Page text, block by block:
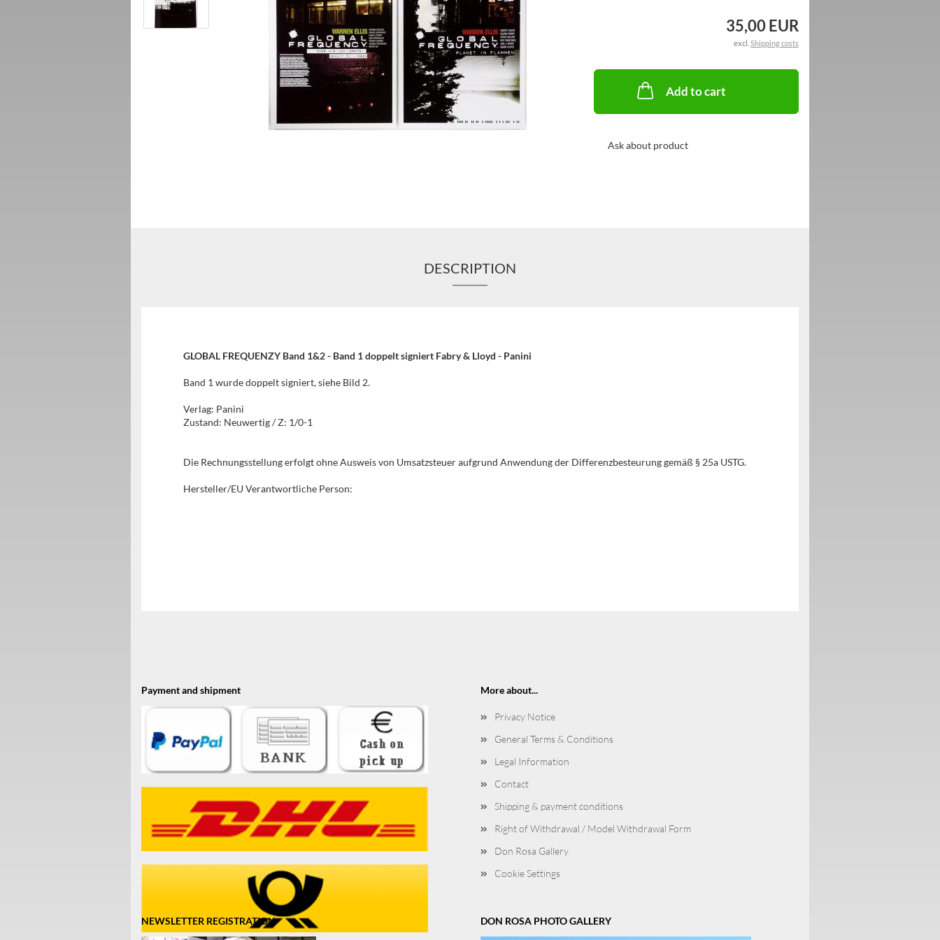
35,00 EUR
excl. Shipping costs
Add to cart
Ask about product
DESCRIPTION
GLOBAL FREQUENZY Band 1&2 - Band 1 doppelt signiert Fabry & Lloyd - Panini
Band 1 wurde doppelt signiert, siehe Bild 2.
Verlag: Panini
Zustand: Neuwertig / Z: 1/0-1
Die Rechnungsstellung erfolgt ohne Ausweis von Umsatzsteuer aufgrund Anwendung der Differenzbesteurung gemäß § 25a USTG.
Hersteller/EU Verantwortliche Person:
Payment and shipment More about...
Privacy Notice
General Terms & Conditions
Legal Information
Contact
Shipping & payment conditions
Right of Withdrawal / Model Withdrawal Form
Don Rosa Gallery
Cookie Settings
NEWSLETTER REGISTRATION DON ROSA PHOTO GALLERY